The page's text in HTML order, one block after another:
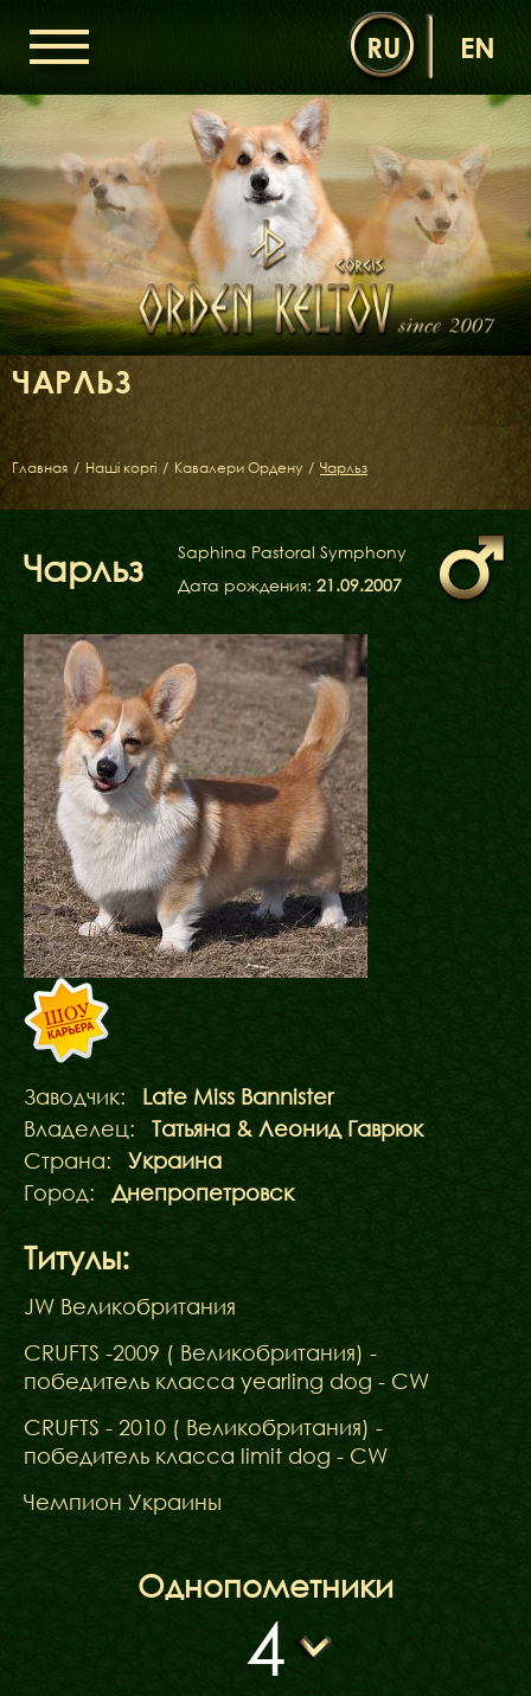
ЧАРЛЬЗ
Главная / Наші коргі / Кавалери Ордену / Чарльз
Чарльз
Saphina Pastoral Symphony
Дата рождения: 21.09.2007
Заводчик:
Late Miss Bannister
Владелец:
Татьяна & Леонид Гаврюк
Страна:
Украина
Город:
Днепропетровск
Титулы:
JW Великобритания
CRUFTS -2009 ( Великобритания) -
победитель класса yearling dog - CW
CRUFTS - 2010 ( Великобритания) -
победитель класса limit dog - CW
Чемпион Украины
Однопометники
4
RU EN
ОРДЕН КЕЛЬТІВ
НОВИНИ
ДИТЯЧА КІМНАТА
КОНТАКТИ
НАШІ КОРГІ
ДАМИ ОРДЕНУ
КАВАЛЕРИ ОРДЕНУ
ДИТЯЧА КІМНАТА
БІБЛІОТЕКА
МІФИ
БЛОГ